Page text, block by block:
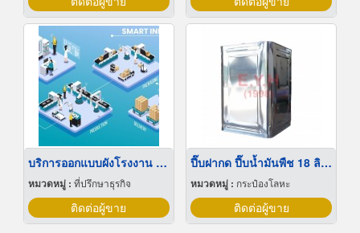
บริการออกแบบผังโรงงาน Lay out
หมวดหมู่ : ที่ปรึกษาธุรกิจ
ติดต่อผู้ขาย
ปี๊บฝากด ปี๊บน้ำมันพืช 18 ลิตร
หมวดหมู่ : กระป๋องโลหะ
ติดต่อผู้ขาย